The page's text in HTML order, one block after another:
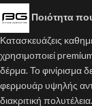
Ποιότητα
Κατασκευάζεις
χρησιμοποιεί
δέρμα. Το φινίρισμα
φερμουάρ υψηλής
διακριτική πολυτέλεια.